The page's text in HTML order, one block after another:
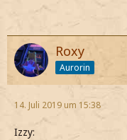
Roxy
Aurorin
14. Juli 2019 um 15:38
Izzy: